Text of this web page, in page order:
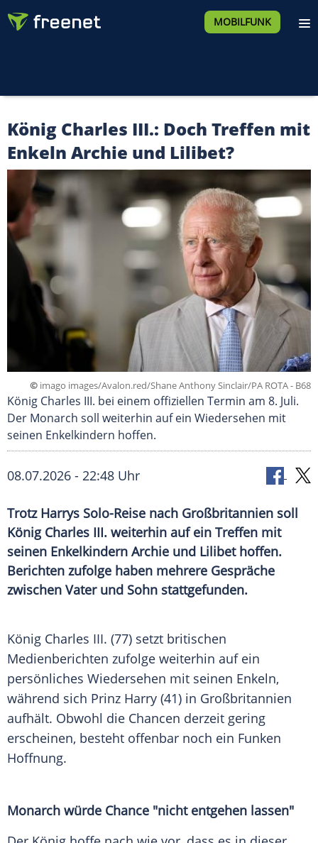
MOBILFUNK
König Charles III.: Doch Treffen mit
Enkeln Archie und Lilibet?
© imago images/Avalon.red/Shane Anthony Sinclair/PA ROTA - B68
König Charles III. bei einem offiziellen Termin am 8. Juli.
Der Monarch soll weiterhin auf ein Wiedersehen mit
seinen Enkelkindern hoffen.
08.07.2026 - 22:48 Uhr
Trotz Harrys Solo-Reise nach Großbritannien soll
König Charles III. weiterhin auf ein Treffen mit
seinen Enkelkindern Archie und Lilibet hoffen.
Berichten zufolge haben mehrere Gespräche
zwischen Vater und Sohn stattgefunden.
König Charles III. (77) setzt britischen
Medienberichten zufolge weiterhin auf ein
persönliches Wiedersehen mit seinen Enkeln,
während sich Prinz Harry (41) in Großbritannien
aufhält. Obwohl die Chancen derzeit gering
erscheinen, besteht offenbar noch ein Funken
Hoffnung.
Monarch würde Chance "nicht entgehen lassen"